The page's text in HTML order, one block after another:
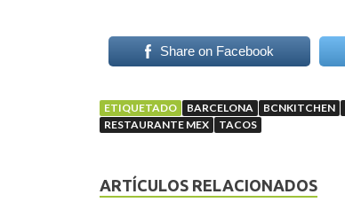
Share on Facebook
ETIQUETADO BARCELONA BCNKITCHEN
RESTAURANTE MEX
TACOS
ARTÍCULOS RELACIONADOS